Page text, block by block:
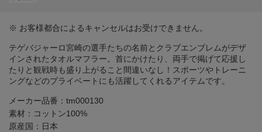
※ お客様都合によるキャンセルはお受けできません。
テゲバジャーロ宮崎の選手たちの名前とクラブエンブレムがデザ
インされたタオルマフラー。首にかけたり、両手で掲げて応援し
たりと観戦時も盛り上がること間違いなし！スポーツやトレーニ
ングなどのプライベートにも活躍してくれるアイテムです。
メーカー品番：tm000130
素材：コットン100%
原産国：日本